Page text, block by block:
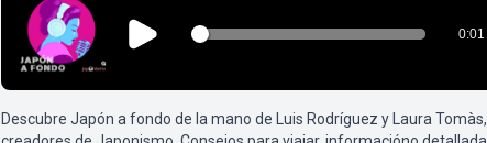
Descubre Japón a fondo de la mano de Luis Rodríguez y Laura Tomàs,